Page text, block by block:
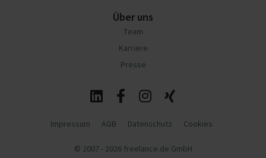
Über uns
Team
Karriere
Presse
Impressum AGB Datenschutz Cookies
© 2007 - 2026 freelance.de GmbH